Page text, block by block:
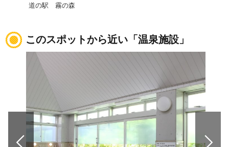
道の駅 霧の森
このスポットから近い「温泉施設」